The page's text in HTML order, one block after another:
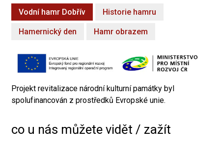
Vodní hamr Dobřív Historie hamru
Hamernický den Hamr obrazem
Projekt revitalizace národní kulturní památky byl
spolufinancován z prostředků Evropské unie.
co u nás můžete vidět / zažít